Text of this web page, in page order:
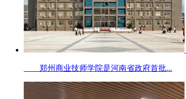
郑州商业技师学院是河南省政府首批...